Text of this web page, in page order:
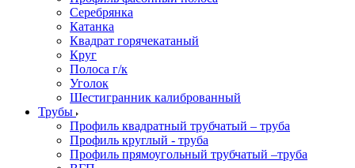
Серебрянка
Катанка
Квадрат горячекатаный
Круг
Полоса г/к
Уголок
Шестигранник калиброванный
Трубы
Профиль квадратный трубчатый – труба
Профиль круглый - труба
Профиль прямоугольный трубчатый –труба